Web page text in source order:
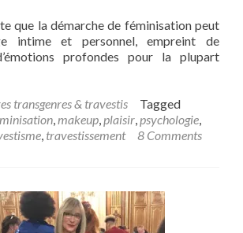
que la démarche de féminisation peut
intime et personnel, empreint de
profondes pour la plupart
transgenres & travestis
Tagged
,makeup,plaisir,psychologie,
, travestissement 8 Comments